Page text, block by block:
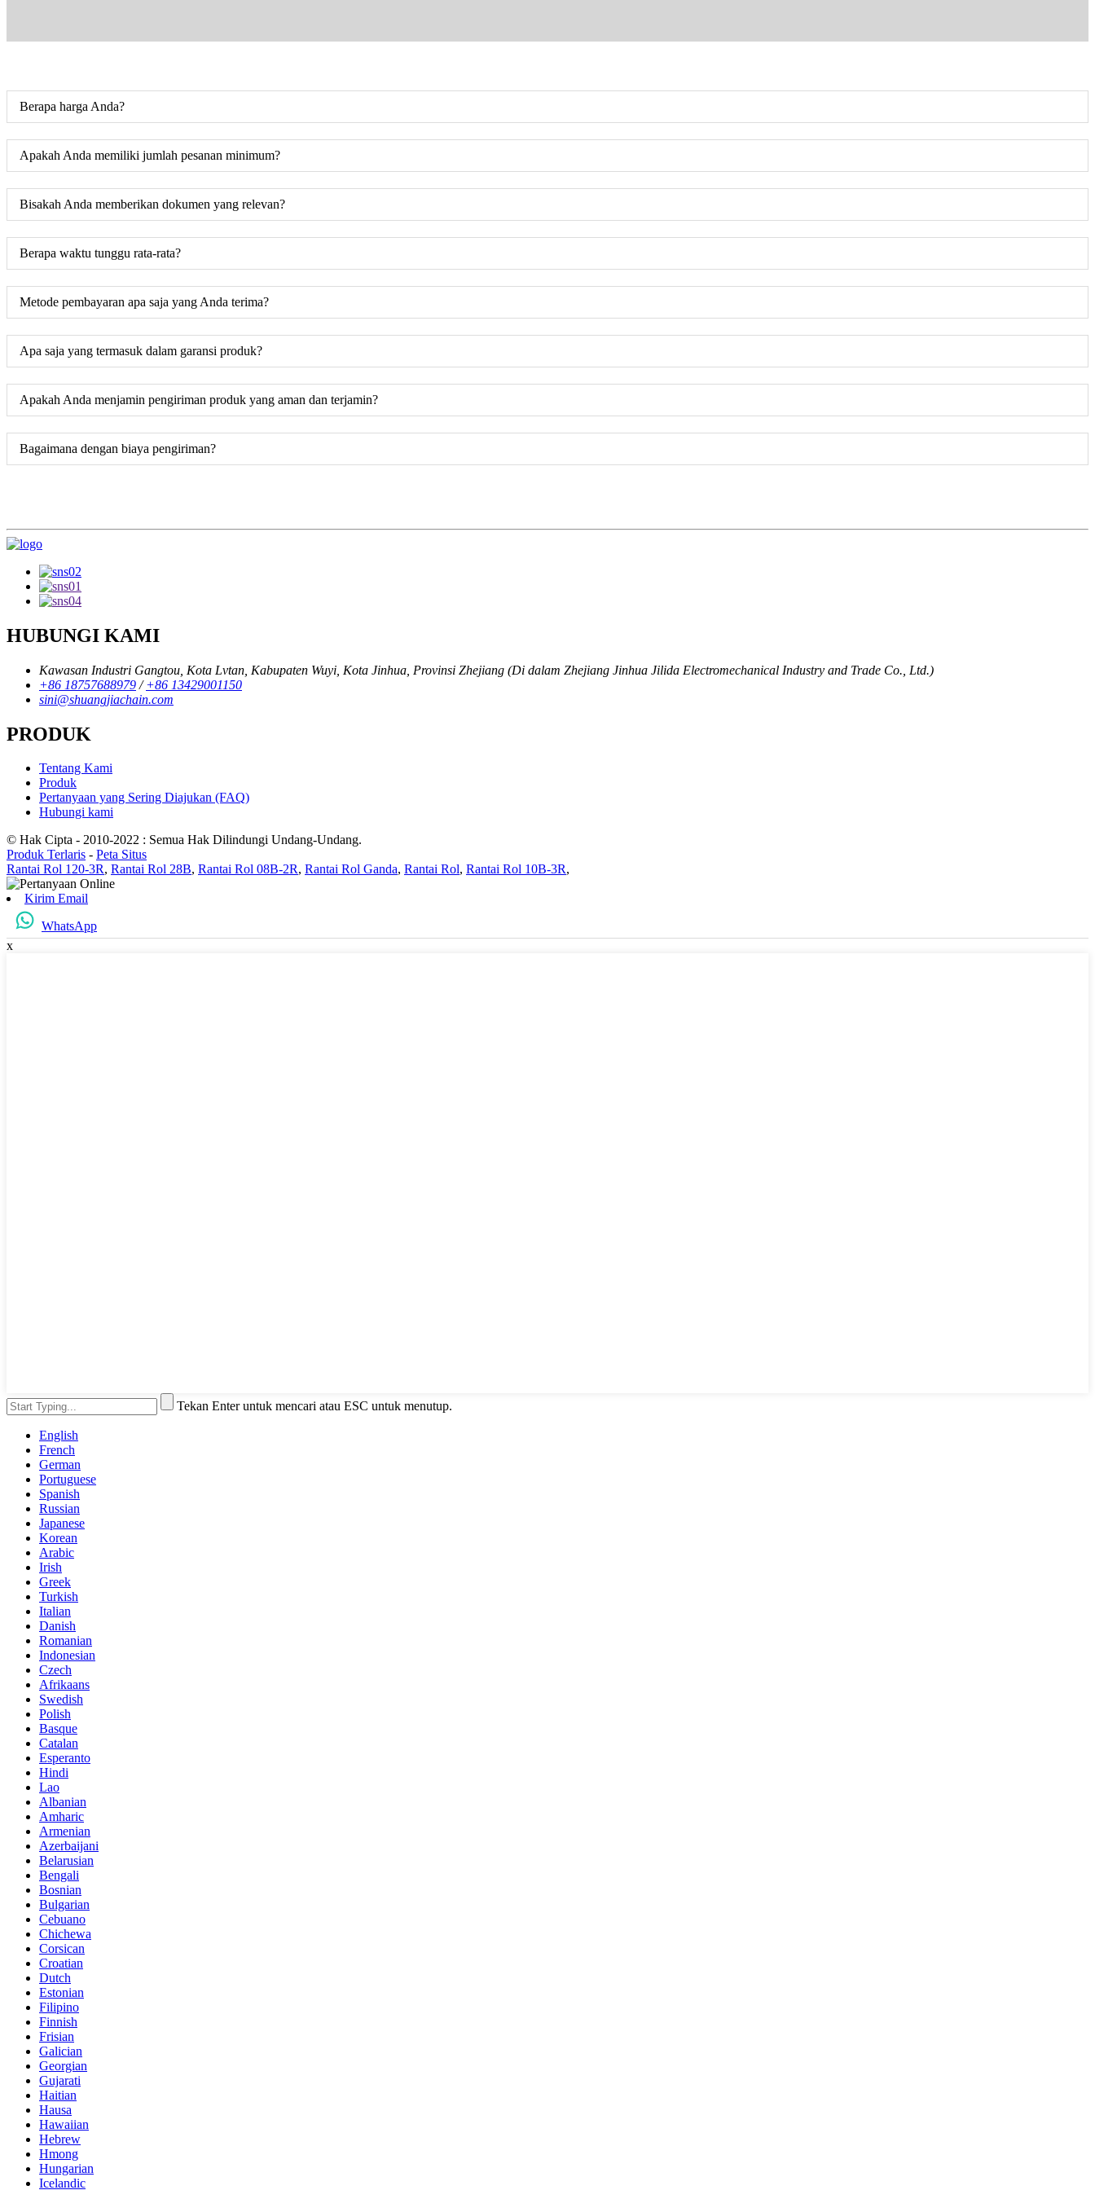
Berapa harga Anda?
Apakah Anda memiliki jumlah pesanan minimum?
Bisakah Anda memberikan dokumen yang relevan?
Berapa waktu tunggu rata-rata?
Metode pembayaran apa saja yang Anda terima?
Apa saja yang termasuk dalam garansi produk?
Apakah Anda menjamin pengiriman produk yang aman dan terjamin?
Bagaimana dengan biaya pengiriman?
HUBUNGI KAMI
Kawasan Industri Gangtou, Kota Lvtan, Kabupaten Wuyi, Kota Jinhua, Provinsi Zhejiang (Di dalam Zhejiang Jinhua Jilida Electromechanical Industry and Trade Co., Ltd.)
+86 18757688979 /+86 13429001150
sini@shuangjiachain.com
PRODUK
Tentang Kami
Produk
Pertanyaan yang Sering Diajukan (FAQ)
Hubungi kami
© Hak Cipta - 2010-2022 : Semua Hak Dilindungi Undang-Undang.
Produk Terlaris - Peta Situs
Rantai Rol 120-3R, Rantai Rol 28B, Rantai Rol 08B-2R, Rantai Rol Ganda, Rantai Rol, Rantai Rol 10B-3R,
Kirim Email
WhatsApp
x
Tekan Enter untuk mencari atau ESC untuk menutup.
English
French
German
Portuguese
Spanish
Russian
Japanese
Korean
Arabic
Irish
Greek
Turkish
Italian
Danish
Romanian
Indonesian
Czech
Afrikaans
Swedish
Polish
Basque
Catalan
Esperanto
Hindi
Lao
Albanian
Amharic
Armenian
Azerbaijani
Belarusian
Bengali
Bosnian
Bulgarian
Cebuano
Chichewa
Corsican
Croatian
Dutch
Estonian
Filipino
Finnish
Frisian
Galician
Georgian
Gujarati
Haitian
Hausa
Hawaiian
Hebrew
Hmong
Hungarian
Icelandic